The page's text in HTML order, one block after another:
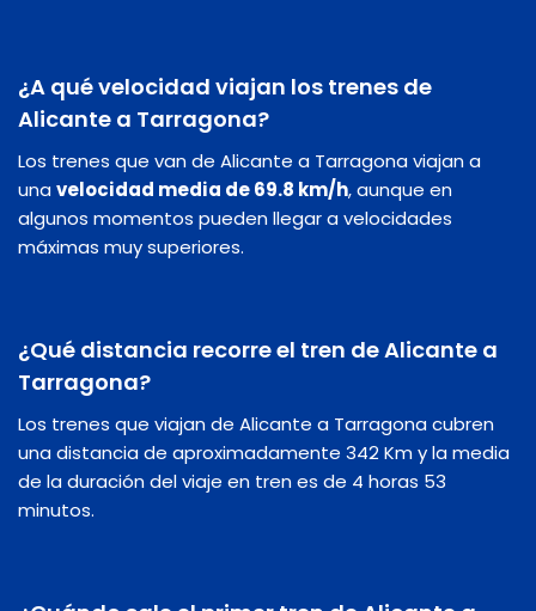
¿A qué velocidad viajan los trenes de
Alicante a Tarragona?
Los trenes que van de Alicante a Tarragona viajan a
unavelocidad media de 69.8 km/h, aunque en
algunos momentos pueden llegar a velocidades
máximas muy superiores.
¿Qué distancia recorre el tren de Alicante a
Tarragona?
Los trenes que viajan de Alicante a Tarragona cubren
una distancia de aproximadamente 342 Km y la media
de la duración del viaje en tren es de 4 horas 53
minutos.